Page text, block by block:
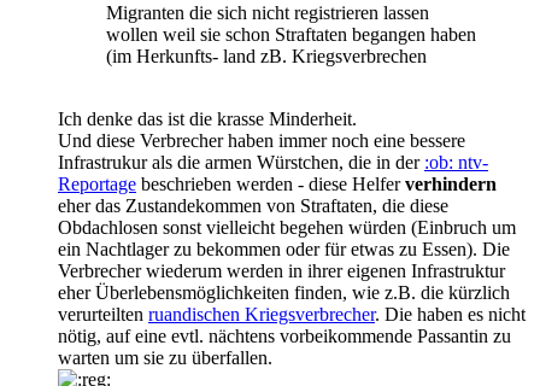
Migranten die sich nicht registrieren lassen
wollen weil sie schon Straftaten begangen haben
(im Herkunfts- land zB. Kriegsverbrechen
Ich denke das ist die krasse Minderheit.
Und diese Verbrecher haben immer noch eine bessere
Infrastrukur als die armen Würstchen, die in der :ob: ntv-
Reportage beschrieben werden - diese Helferverhindern
eher das Zustandekommen von Straftaten, die diese
Obdachlosen sonst vielleicht begehen würden (Einbruch um
ein Nachtlager zu bekommen oder für etwas zu Essen). Die
Verbrecher wiederum werden in ihrer eigenen Infrastruktur
eher Überlebensmöglichkeiten finden, wie z.B. die kürzlich
verurteilten ruandischen Kriegsverbrecher. Die haben es nicht
nötig, auf eine evtl. nächtens vorbeikommende Passantin zu
warten um sie zu überfallen.